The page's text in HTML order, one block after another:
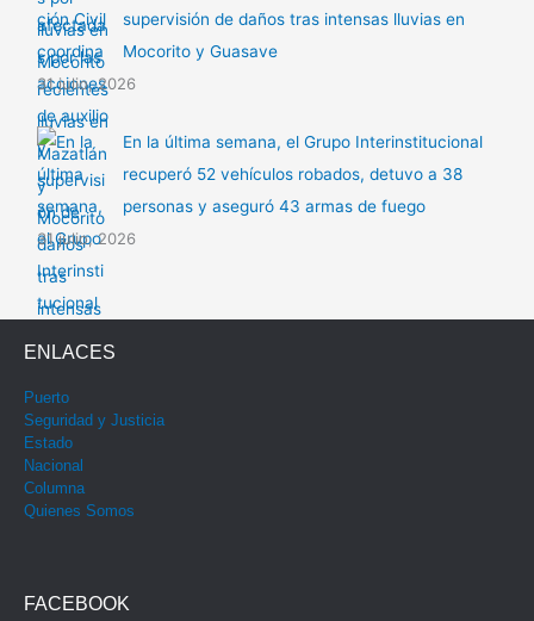
supervisión de daños tras intensas lluvias en
Mocorito y Guasave
31 julio, 2026
En la última semana, el Grupo Interinstitucional
recuperó 52 vehículos robados, detuvo a 38
personas y aseguró 43 armas de fuego
31 julio, 2026
ENLACES
Puerto
Seguridad y Justicia
Estado
Nacional
Columna
Quienes Somos
FACEBOOK